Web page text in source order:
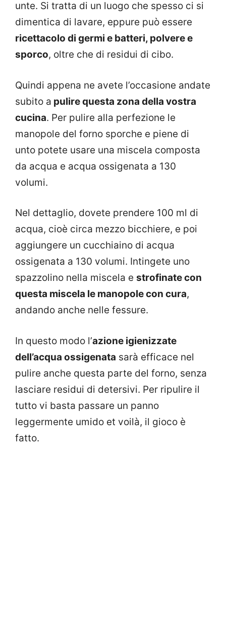
unte. Si tratta di un luogo che spesso ci si
dimentica di lavare, eppure può essere
ricettacolo di germi e batteri, polvere e
sporco, oltre che di residui di cibo.
Quindi appena ne avete l’occasione andate
subito a pulire questa zona della vostra
cucina. Per pulire alla perfezione le
manopole del forno sporche e piene di
unto potete usare una miscela composta
da acqua e acqua ossigenata a 130
volumi.
Nel dettaglio, dovete prendere 100 ml di
acqua, cioè circa mezzo bicchiere, e poi
aggiungere un cucchiaino di acqua
ossigenata a 130 volumi. Intingete uno
spazzolino nella miscela e strofinate con
questa miscela le manopole con cura,
andando anche nelle fessure.
In questo modo l’azione igienizzate
dell’acqua ossigenata sarà efficace nel
pulire anche questa parte del forno, senza
lasciare residui di detersivi. Per ripulire il
tutto vi basta passare un panno
leggermente umido et voilà, il gioco è
fatto.